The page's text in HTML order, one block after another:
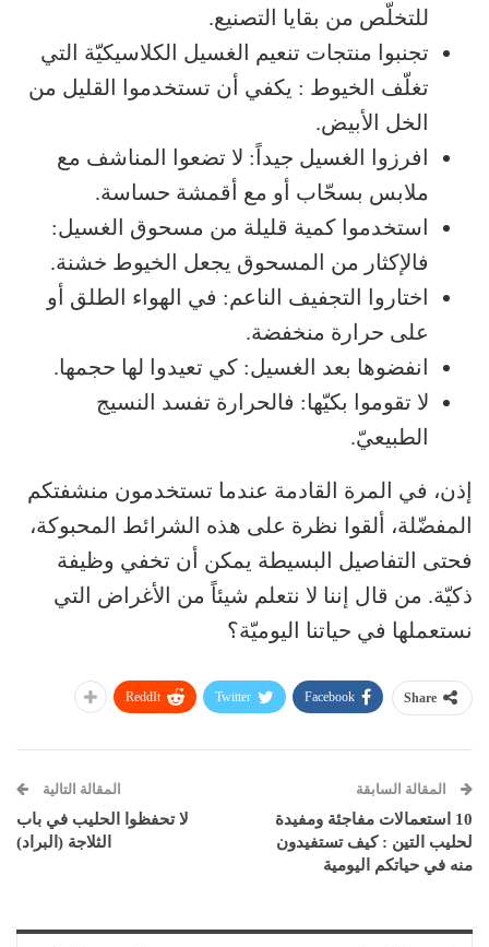
للتخلّص من بقايا التصنيع.
تجنبوا منتجات تنعيم الغسيل الكلاسيكيّة التي
تغلّف الخيوط : يكفي أن تستخدموا القليل من
الخل الأبيض.
افرزوا الغسيل جيداً: لا تضعوا المناشف مع
ملابس بسحّاب أو مع أقمشة حساسة.
استخدموا كمية قليلة من مسحوق الغسيل:
فالإكثار من المسحوق يجعل الخيوط خشنة.
اختاروا التجفيف الناعم: في الهواء الطلق أو
على حرارة منخفضة.
انفضوها بعد الغسيل: كي تعيدوا لها حجمها.
لا تقوموا بكيّها: فالحرارة تفسد النسيج
الطبيعيّ.
إذن، في المرة القادمة عندما تستخدمون منشفتكم
المفضّلة، ألقوا نظرة على هذه الشرائط المحبوكة،
فحتى التفاصيل البسيطة يمكن أن تخفي وظيفة
ذكيّة. من قال إننا لا نتعلم شيئاً من الأغراض التي
نستعملها في حياتنا اليوميّة؟
Share
Facebook
Twitter
ReddIt
المقالة السابقة
10 استعمالات مفاجئة ومفيدة
لحليب التين : كيف تستفيدون
منه في حياتكم اليومية
المقالة التالية
لا تحفظوا الحليب في باب
الثلاجة (البراد)